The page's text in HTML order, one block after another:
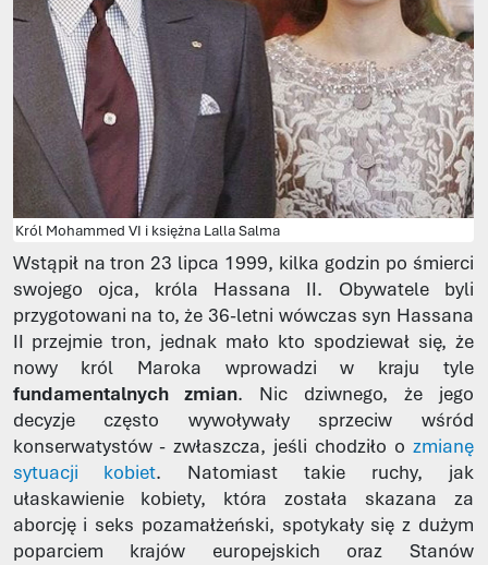
Król Mohammed VI i księżna Lalla Salma
Wstąpił na tron 23 lipca 1999, kilka godzin po śmierci
swojego ojca, króla Hassana II. Obywatele byli
przygotowani na to, że 36-letni wówczas syn Hassana
II przejmie tron, jednak mało kto spodziewał się, że
nowy król Maroka wprowadzi w kraju tyle
fundamentalnych zmian. Nic dziwnego, że jego
decyzje często wywoływały sprzeciw wśród
konserwatystów - zwłaszcza, jeśli chodziło o zmianę
sytuacji kobiet. Natomiast takie ruchy, jak
ułaskawienie kobiety, która została skazana za
aborcję i seks pozamałżeński, spotykały się z dużym
poparciem krajów europejskich oraz Stanów